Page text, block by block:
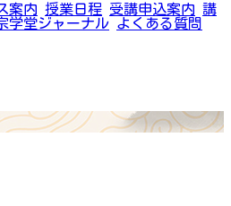
案内 授業日程 受講申込案内 講
学堂ジャーナル よくある質問